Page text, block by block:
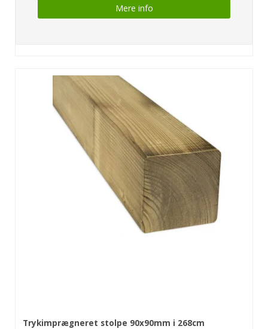
Mere info
Trykimprægneret stolpe 90x90mm i 268cm